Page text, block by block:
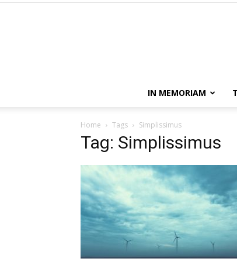
IN MEMORIAM
Home Tags Simplissimus
Tag: Simplissimus